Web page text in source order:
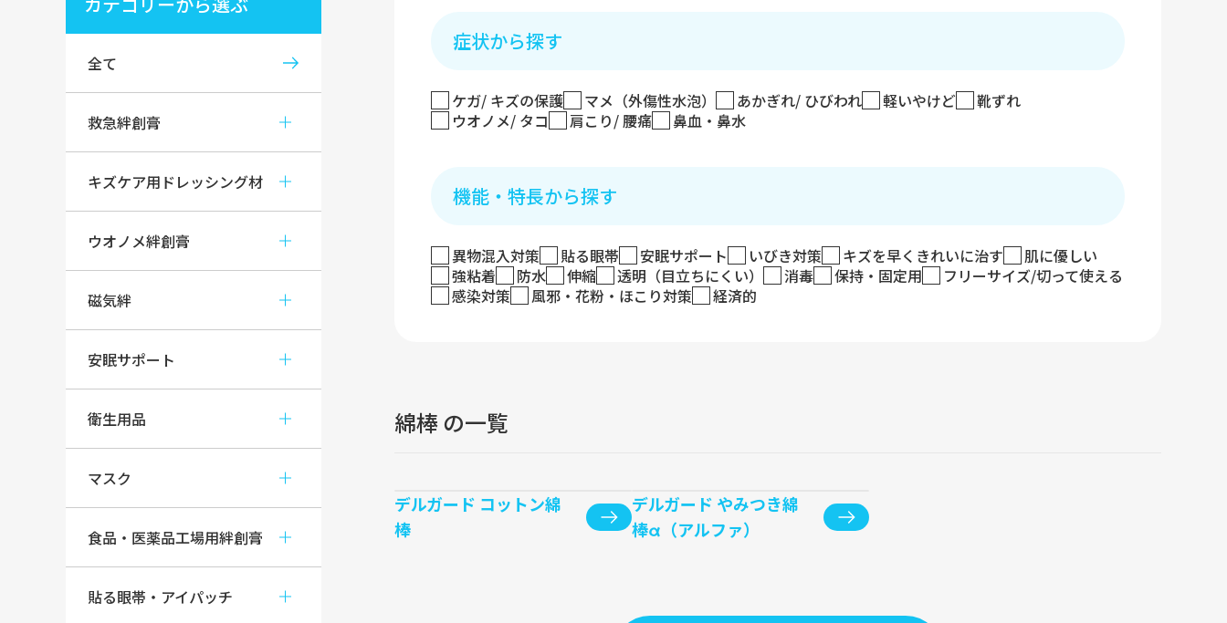
全て
救急絆創膏
キズケア用ドレッシング材
ウオノメ絆創膏
磁気絆
安眠サポート
衛生用品
マスク
食品・医薬品工場用絆創膏
貼る眼帯・アイパッチ
症状から探す
ケガ/ キズの保護 マメ（外傷性水泡） あかぎれ/ ひびわれ 軽いやけど
靴ずれ
ウオノメ/ タコ
肩こり/ 腰痛 鼻血・鼻水
機能・特長から探す
異物混入対策 貼る眼帯 安眠サポート いびき対策 キズを早くきれいに治す
肌に優しい
強粘着
防水 伸縮 透明（目立ちにくい） 消毒 保持・固定用
フリーサイズ/切って使える
感染対策
風邪・花粉・ほこり対策 経済的
綿棒 の一覧
デルガード コットン綿
棒
デルガード やみつき綿
棒α（アルファ）